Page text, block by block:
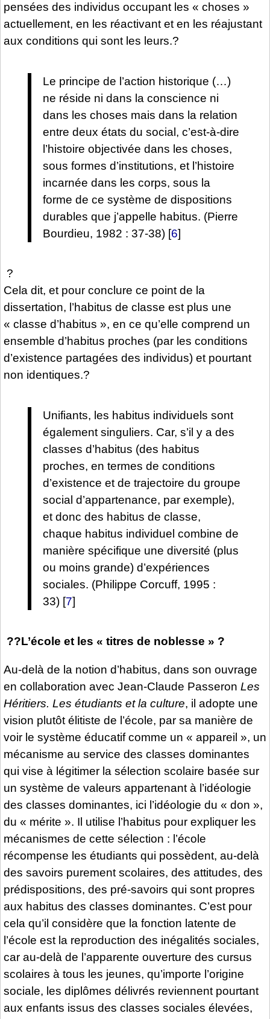
pensées des individus occupant les « choses »
actuellement, en les réactivant et en les réajustant
aux conditions qui sont les leurs.?
Le principe de l’action historique (…)
ne réside ni dans la conscience ni
dans les choses mais dans la relation
entre deux états du social, c’est-à-dire
l’histoire objectivée dans les choses,
sous formes d’institutions, et l’histoire
incarnée dans les corps, sous la
forme de ce système de dispositions
durables que j’appelle habitus. (Pierre
Bourdieu, 1982 : 37-38)[6]
?
Cela dit, et pour conclure ce point de la
dissertation, l’habitus de classe est plus une
« classe d’habitus », en ce qu’elle comprend un
ensemble d’habitus proches (par les conditions
d’existence partagées des individus) et pourtant
non identiques.?
Unifiants, les habitus individuels sont
également singuliers. Car, s’il y a des
classes d’habitus (des habitus
proches, en termes de conditions
d’existence et de trajectoire du groupe
social d’appartenance, par exemple),
et donc des habitus de classe,
chaque habitus individuel combine de
manière spécifique une diversité (plus
ou moins grande) d’expériences
sociales. (Philippe Corcuff, 1995 :
33)[7]
??L’école et les « titres de noblesse » ?
Au-delà de la notion d’habitus, dans son ouvrage
en collaboration avec Jean-Claude Passeron Les
Héritiers. Les étudiants et la culture, il adopte une
vision plutôt élitiste de l’école, par sa manière de
voir le système éducatif comme un « appareil », un
mécanisme au service des classes dominantes
qui vise à légitimer la sélection scolaire basée sur
un système de valeurs appartenant à l’idéologie
des classes dominantes, ici l’idéologie du « don »,
du « mérite ». Il utilise l’habitus pour expliquer les
mécanismes de cette sélection : l’école
récompense les étudiants qui possèdent, au-delà
des savoirs purement scolaires, des attitudes, des
prédispositions, des pré-savoirs qui sont propres
aux habitus des classes dominantes. C’est pour
cela qu’il considère que la fonction latente de
l’école est la reproduction des inégalités sociales,
car au-delà de l’apparente ouverture des cursus
scolaires à tous les jeunes, qu’importe l’origine
sociale, les diplômes délivrés reviennent pourtant
aux enfants issus des classes sociales élevées,